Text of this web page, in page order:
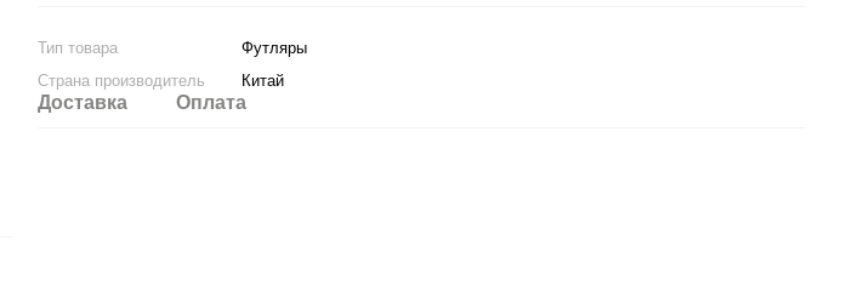
Тип товара
Футляры
Страна производитель
Китай
Доставка Оплата